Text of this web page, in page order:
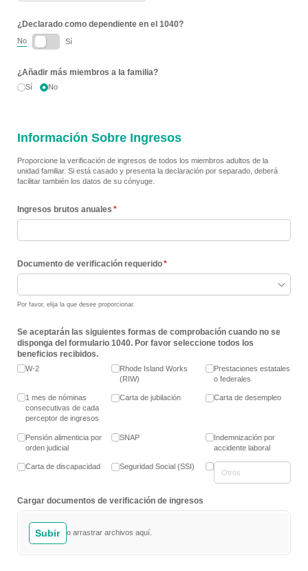
¿Declarado como dependiente en el 1040?
No Sí
¿Añadir más miembros a la familia?
Sí No
Información Sobre Ingresos
Proporcione la verificación de ingresos de todos los miembros adultos de la
unidad familiar. Si está casado y presenta la declaración por separado, deberá
facilitar también los datos de su cónyuge.
Ingresos brutos anuales *
(necesario)
Documento de verificación requerido*
(necesario)
Por favor, elija la que desee proporcionar.
Se aceptarán las siguientes formas de comprobación cuando no se
disponga del formulario 1040. Por favor seleccione todos los
beneficios recibidos.
W-2
1 mes de nóminas
consecutivas de cada
perceptor de ingresos
Pensión alimenticia por
orden judicial
Carta de discapacidad
Rhode Island Works
(RIW)
Carta de jubilación
SNAP
Seguridad Social (SSI)
Prestaciones estatales
o federales
Carta de desempleo
Indemnización por
accidente laboral
Cargar documentos de verificación de ingresos
Subir o arrastrar archivos aquí.